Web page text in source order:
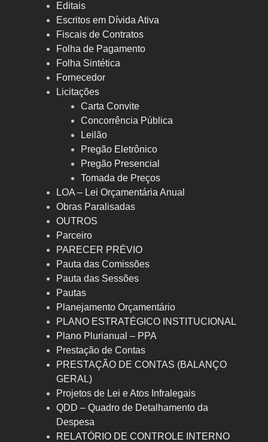
Editais
Escritos em Dívida Ativa
Fiscais de Contratos
Folha de Pagamento
Folha Sintética
Fornecedor
Licitações
Carta Convite
Concorrência Pública
Leilão
Pregão Eletrônico
Pregão Presencial
Tomada de Preços
LOA – Lei Orçamentária Anual
Obras Paralisadas
OUTROS
Parceiro
PARECER PRÉVIO
Pauta das Comissões
Pauta das Sessões
Pautas
Planejamento Orçamentário
PLANO ESTRATÉGICO INSTITUCIONAL
Plano Plurianual – PPA
Prestação de Contas
PRESTAÇÃO DE CONTAS (BALANÇO
GERAL)
Projetos de Lei e Atos Infralegais
QDD – Quadro de Detalhamento da
Despesa
RELATÓRIO DE CONTROLE INTERNO